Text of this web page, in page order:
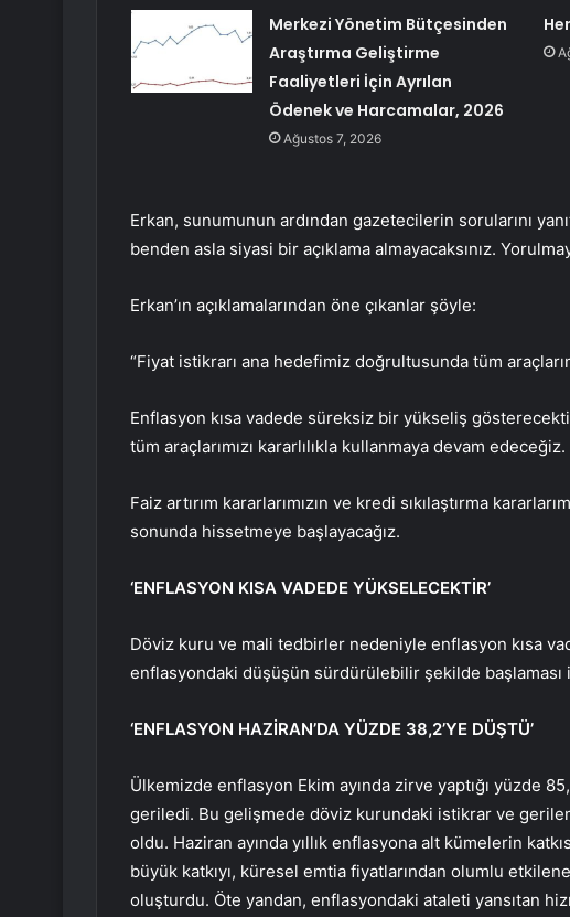
Merkezi Yönetim Bütçesinden
Araştırma Geliştirme
Faaliyetleri İçin Ayrılan
Ödenek ve Harcamalar, 2026
Ağustos 7, 2026
Erkan, sunumunun ardından gazetecilerin sorularını
benden asla siyasi bir açıklama almayacaksınız.
Erkan’ın açıklamalarından öne çıkanlar şöyle:
“Fiyat istikrarı ana hedefimiz doğrultusunda tüm
Enflasyon kısa vadede süreksiz bir yükseliş
tüm araçlarımızı kararlılıkla kullanmaya devam edeceğiz.
Faiz artırım kararlarımızın ve kredi sıkılaştırma
sonunda hissetmeye başlayacağız.
‘ENFLASYON KISA VADEDE YÜKSELECEKTİR’
Döviz kuru ve mali tedbirler nedeniyle enflasyon kısa
enflasyondaki düşüşün sürdürülebilir şekilde başlaması
‘ENFLASYON HAZİRAN’DA YÜZDE 38,2’YE DÜŞTÜ’
Ülkemizde enflasyon Ekim ayında zirve yaptığı yüzde
geriledi. Bu gelişmede döviz kurundaki istikrar ve
oldu. Haziran ayında yıllık enflasyona alt kümelerin
büyük katkıyı, küresel emtia fiyatlarından olumlu
oluşturdu. Öte yandan, enflasyondaki ataleti yansıtan